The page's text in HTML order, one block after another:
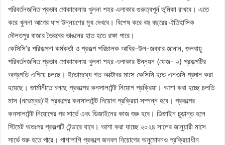
পরিবর্তনজনিত প্রভাব মোকাবেলায় খুলনা শহর এলাকার গুরুত্বপূর্ন ভূমিকা রাখবে। এতে
করে খুলনা আগের ধাপ উন্নয়ণের মুখ দেখবে। বিশেষ করে বহু বছরের ঐতিহাসিক
দৌলতপুর বাজার ভৈরবের ভাঙনের হাত হতে রক্ষা পারে।
কেসিসি’র পরিকল্পনা কর্মকর্তা ও প্রকল্প পরিচালক আবির-উল-জব্বার জানান, জলবায়ূ
পরিবর্তনজনিত প্রভাব মোকাবেলায় খুলনা শহর এলাকার উন্নয়ন (ফেজ- ২) প্রকল্পটির
অগ্রগতি এগিয়ে চলছে। ইতোমধ্যে গত অক্টোবর মাসে কেসিসি হতে এনওসি প্রদান করা
হয়েছে। জার্মানীতে চলছে প্রকল্পের কনসালটেন্ট নিয়োগ প্রক্রিয়া। আশা করা হচ্ছে চলতি
মাস (নভেম্বর)’ই প্রকল্পের কনসালটেন্ট নিয়োগ প্রক্রিয়া সম্পন্ন হবে। প্রকল্পের
কনসালটেন্ট নিয়োগের পর সার্ভে এবং ডিজাইনের কাজ শুরু হবে। ডিজাইন চূড়ান্ত হলে
স্টিমেট অতঃপর প্রকল্পটি টেন্ডারে যাবে। আশা করা যাচ্ছে ২০২৪ সালের জানুয়ারী মাসে
সার্ভে শুরু হতে পারে। পাশাপাশি প্রকল্পে জনবল নিয়োগের অনুমোদনও প্রক্রিয়াধীন